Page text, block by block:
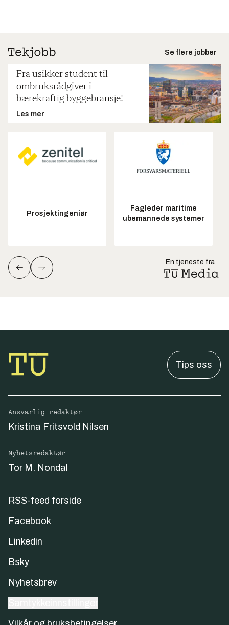
Se flere jobber
Fra usikker student til
ombruksrådgiver i
bærekraftig byggebransje!
Les mer
Prosjektingeniør
Fagleder maritime
ubemannede systemer
En tjeneste fra
Tips oss
Ansvarlig redaktør
Kristina Fritsvold Nilsen
Nyhetsredaktør
Tor M. Nondal
RSS-feed forside
Facebook
Linkedin
Bsky
Nyhetsbrev